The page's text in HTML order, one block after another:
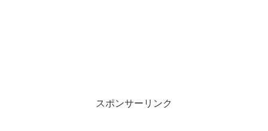
スポンサーリンク